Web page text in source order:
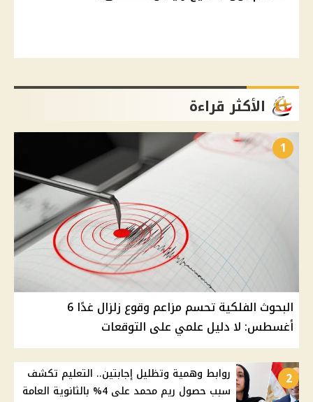
الأكثر قراءة
1
البحوث الفلكية تحسم مزاعم وقوع زلزال غدًا 6
أغسطس: لا دليل علمي على التوقعات
2
روابط وهمية وتظليل إجابتين.. التعليم تكشف
سبب حصول ريم محمد على 4% بالثانوية العامة